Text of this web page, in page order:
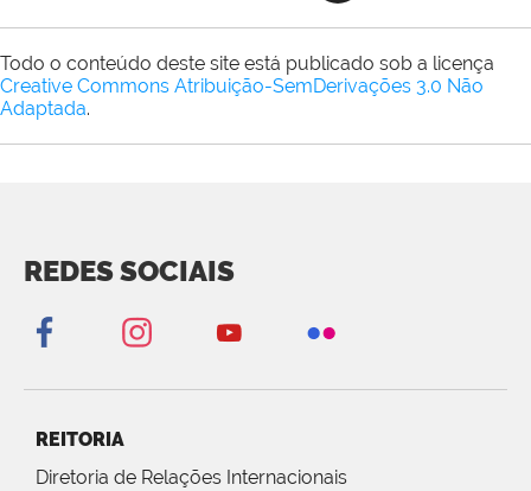
Todo o conteúdo deste site está publicado sob a licença
Creative Commons Atribuição-SemDerivações 3.0 Não
Adaptada.
REDES SOCIAIS
REITORIA
Diretoria de Relações Internacionais